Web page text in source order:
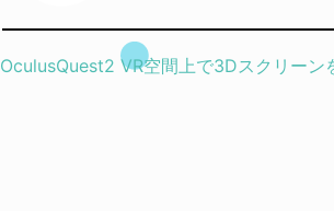
Post navigation
OculusQuest2 VR空間上で3Dスクリーン